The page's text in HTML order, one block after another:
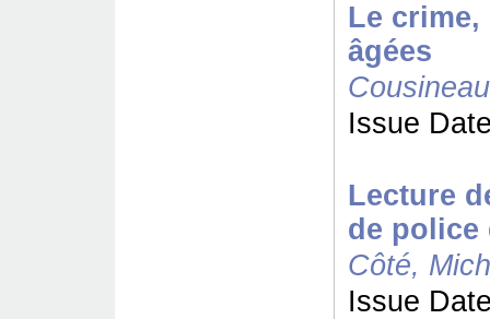
Le
âgées
Issue
Lecture
de police
Côté,
Issue